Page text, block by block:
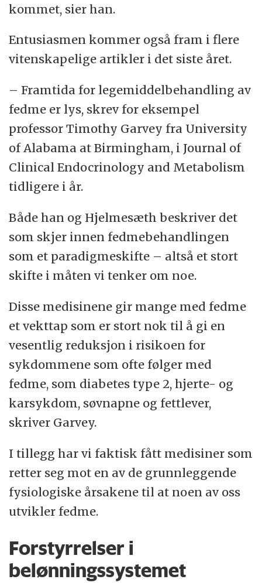
kommet, sier han.
Entusiasmen kommer også fram i flere
vitenskapelige artikler i det siste året.
– Framtida for legemiddelbehandling av
fedme er lys, skrev for eksempel
professor Timothy Garvey fra University
of Alabama at Birmingham, i Journal of
Clinical Endocrinology and Metabolism
tidligere i år.
Både han og Hjelmesæth beskriver det
som skjer innen fedmebehandlingen
som et paradigmeskifte – altså et stort
skifte i måten vi tenker om noe.
Disse medisinene gir mange med fedme
et vekttap som er stort nok til å gi en
vesentlig reduksjon i risikoen for
sykdommene som ofte følger med
fedme, som diabetes type 2, hjerte- og
karsykdom, søvnapne og fettlever,
skriver Garvey.
I tillegg har vi faktisk fått medisiner som
retter seg mot en av de grunnleggende
fysiologiske årsakene til at noen av oss
utvikler fedme.
Forstyrrelser i
belønningssystemet